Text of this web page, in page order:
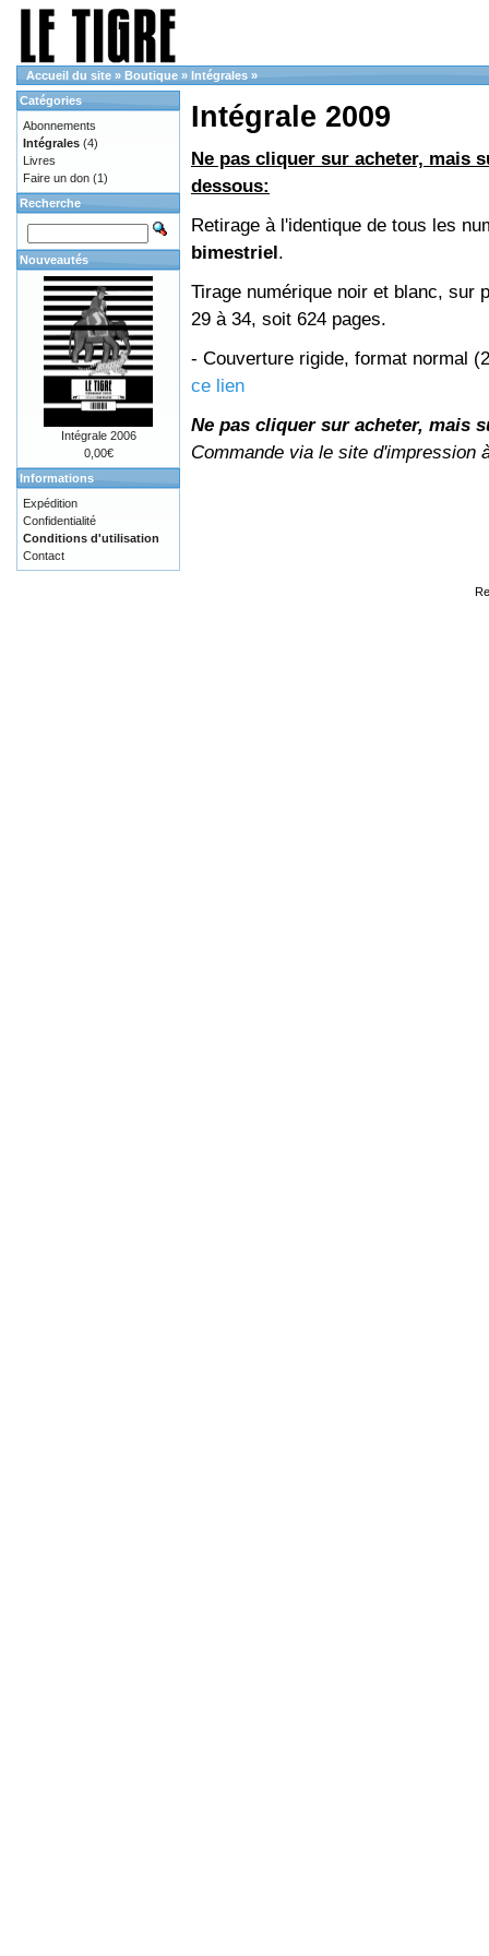
Accueil du site » Boutique » Intégrales »
Intégrale 2009
Ne pas cliquer sur acheter, mais
dessous:
Retirage à l'identique de tous les
bimestriel.
Tirage numérique noir et blanc, sur
29 à 34, soit 624 pages.
- Couverture rigide, format normal
ce lien
Ne pas cliquer sur acheter, mais
Commande via le site d'impression
Catégories
Abonnements
Intégrales (4)
Livres
Faire un don (1)
Recherche
Nouveautés
Intégrale 2006
0,00€
Informations
Expédition
Confidentialité
Conditions d'utilisation
Contact